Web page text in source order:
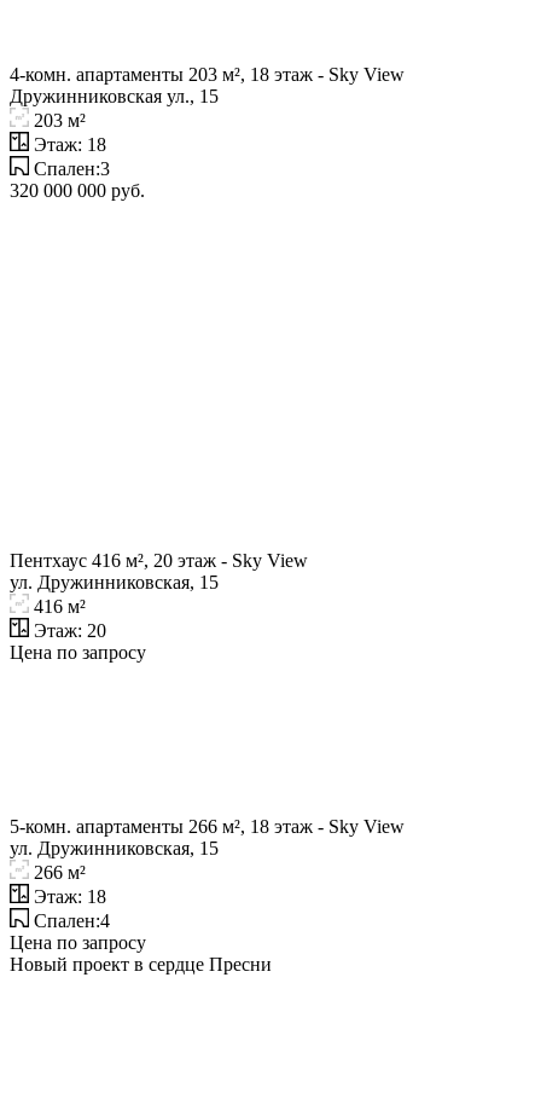
4-комн. апартаменты 203 м², 18 этаж - Sky View
Дружинниковская ул., 15
203 м²
Этаж: 18
Спален:3
320 000 000 руб.
Пентхаус 416 м², 20 этаж - Sky View
ул. Дружинниковская, 15
416 м²
Этаж: 20
Цена по запросу
5-комн. апартаменты 266 м², 18 этаж - Sky View
ул. Дружинниковская, 15
266 м²
Этаж: 18
Спален:4
Цена по запросу
Новый проект в сердце Пресни